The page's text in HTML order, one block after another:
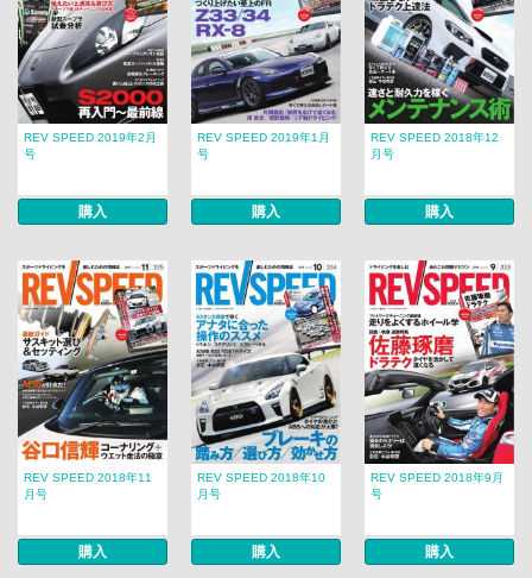
REV SPEED 2019年2月
号
購入
REV SPEED 2019年1月
号
購入
REV SPEED 2018年12
月号
購入
REV SPEED 2018年11
月号
購入
REV SPEED 2018年10
月号
購入
REV SPEED 2018年9月
号
購入